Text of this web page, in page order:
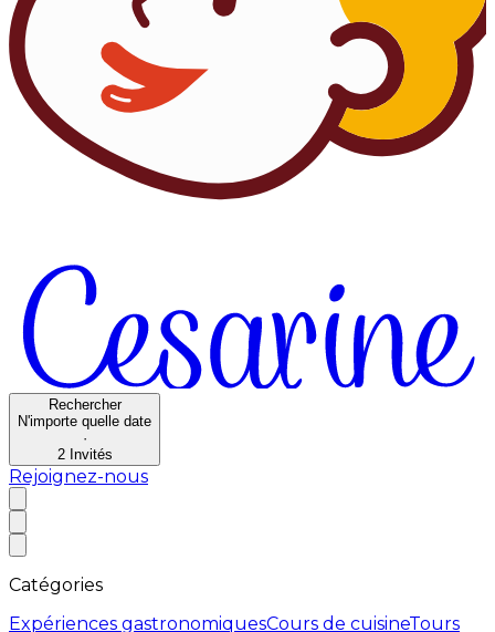
Rechercher
N'importe quelle date
·
2 Invités
Rejoignez-nous
Catégories
Expériences gastronomiquesCours de cuisineTours